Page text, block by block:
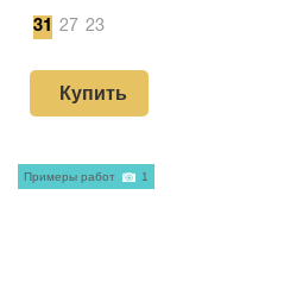
31 27 23
Купить
Примеры работ 1